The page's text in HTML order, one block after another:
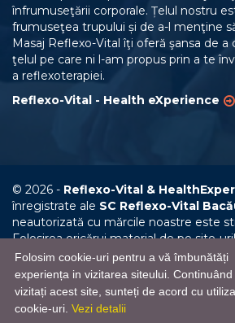
înfrumuseţării corporale. Țelul nostru
frumuseţea trupului și de a-l menţine
Masaj Reflexo-Vital îţi oferă şansa de a
ţelul pe care ni l-am propus prin a te
a reflexoterapiei.
Reflexo-Vital - Health eXperience
© 2026 - Reflexo-Vital &
înregistrate ale SC Reflexo-Vital
neautorizată cu mărcile noastre este
Folosirea oricărui material de pe site-
Vital Bacău, fără un acord prealabil,
Reflexo-Vital Network: www.reflexo-
masaj.ro, www.tehnician-maseur.ro
Folosim cookie-uri pentru a vă îmbunătăți
experiența in vizitarea siteului. Continuând
vizitați acest site, sunteți de acord cu
cookie-uri. Vezi detalii